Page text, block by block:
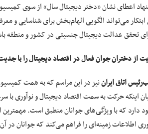
اعطای نشان «دختر دیجیتال سال» از سوی
ابتکار می‌تواند الگویی الهام‌بخش برای شناسایی و
تحقق عدالت دیجیتال جنسیتی در کشور و منطقه
از دختران جوان فعال در اقتصاد دیجیتال را با
اتاق ایراننیز در این مراسم که به همت
بیان اینکه حرکت به سمت اقتصاد دیجیتال و نوآوری
دارد که با ویژگی‌های جوانان منطبق است. مهمترین
اطلاعات زمینه‌ای را فراهم می‌کند که جوانان در